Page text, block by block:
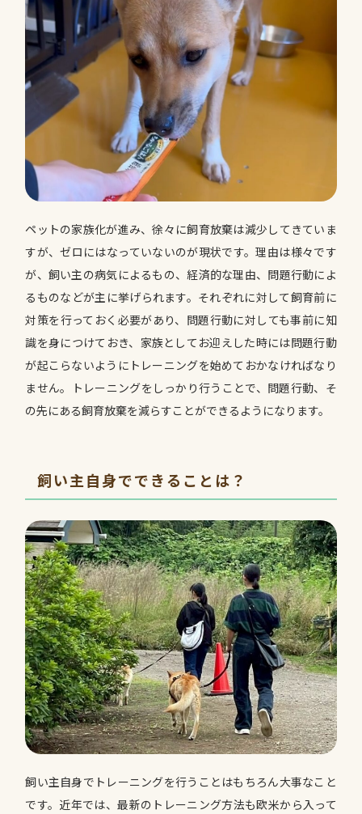
ペットの家族化が進み、徐々に飼育放棄は減少してきていま
すが、ゼロにはなっていないのが現状です。理由は様々です
が、飼い主の病気によるもの、経済的な理由、問題行動によ
るものなどが主に挙げられます。それぞれに対して飼育前に
対策を行っておく必要があり、問題行動に対しても事前に知
識を身につけておき、家族としてお迎えした時には問題行動
が起こらないようにトレーニングを始めておかなければなり
ません。トレーニングをしっかり行うことで、問題行動、そ
の先にある飼育放棄を減らすことができるようになります。
飼い主自身でできることは？
飼い主自身でトレーニングを行うことはもちろん大事なこと
です。近年では、最新のトレーニング方法も欧米から入って